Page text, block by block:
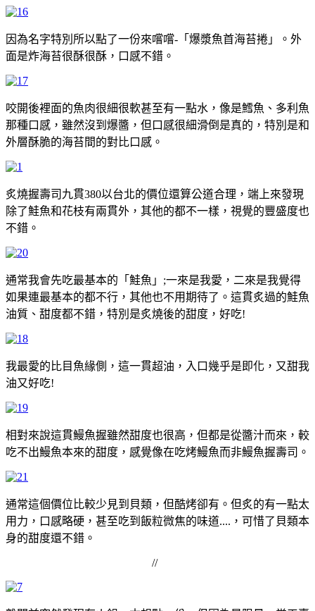
因為名字特別所以點了一份來嚐嚐-「爆漿魚首海苔捲」。外
面是炸海苔很酥很酥，口感不錯。
咬開後裡面的魚肉很細很軟甚至有一點水，像是鱈魚、多利魚
那種口感，雖然沒到爆醬，但口感很細滑倒是真的，特別是和
外層酥脆的海苔間的對比口感。
炙燒握壽司九貫380以台北的價位還算公道合理，端上來發現
除了鮭魚和花枝有兩貫外，其他的都不一樣，視覺的豐盛度也
不錯。
通常我會先吃最基本的「鮭魚」;一來是我愛，二來是我覺得
如果連最基本的都不行，其他也不用期待了。這貫炙過的鮭魚
油質、甜度都不錯，特別是炙燒後的甜度，好吃!
我最愛的比目魚緣側，這一貫超油，入口幾乎是即化，又甜我
油又好吃!
相對來說這貫鰻魚握雖然甜度也很高，但都是從醬汁而來，較
吃不出鰻魚本來的甜度，感覺像在吃烤鰻魚而非鰻魚握壽司。
通常這個價位比較少見到貝類，但酷烤卻有。但炙的有一點太
用力，口感略硬，甚至吃到飯粒微焦的味道....，可惜了貝類本
身的甜度還不錯。
//